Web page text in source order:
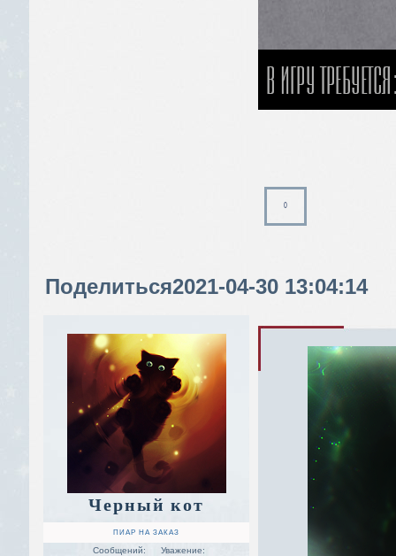
0
Поделиться2021-04-30 13:04:14
Черный кот
ПИАР НА ЗАКАЗ
Сообщений:
Уважение: